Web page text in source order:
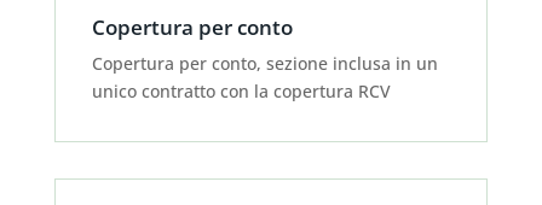
Copertura per conto
Copertura per conto, sezione inclusa in un
unico contratto con la copertura RCV